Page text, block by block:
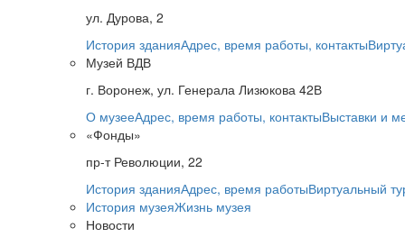
ул. Дурова, 2
История зданияАдрес, время работы, контакты
Музей ВДВ
г. Воронеж, ул. Генерала Лизюкова 42В
О музееАдрес, время работы, контактыВыставки и
«Фонды»
пр-т Революции, 22
История зданияАдрес, время работыВиртуальный
История музеяЖизнь музея
Новости